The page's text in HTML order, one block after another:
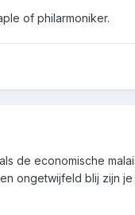
of philarmoniker.
de economische
ongetwijfeld blij zijn